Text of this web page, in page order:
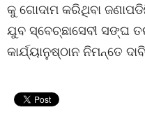
କୁ ଗୋଦାମ କରିଥିବା
ଯୁବ ସ୍ବେଚ୍ଛାସେବୀ
କାର୍ଯ୍ୟାନୁଷ୍ଠାନ ନିମନ୍ତେ